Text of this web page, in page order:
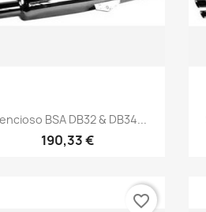
Vista rápida
BSA DB32 & DB34...
190,33 €
favorite_border